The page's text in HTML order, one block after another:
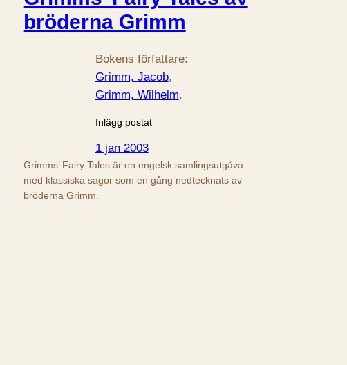
bröderna Grimm
Bokens författare:
Grimm, Jacob
Grimm, Wilhelm.
Inlägg postat
1 jan 2003
Grimms’ Fairy Tales är en engelsk samlingsutgåva
med klassiska sagor som en gång nedtecknats av
bröderna Grimm.